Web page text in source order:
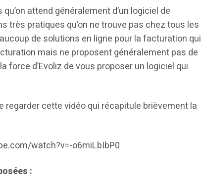
attend généralement d’un logiciel de
pratiques qu’on ne trouve pas chez tous les
de solutions en ligne pour la facturation qui
mais ne proposent généralement pas de
force d’Evoliz de vous proposer un logiciel qui
cette vidéo qui récapitule brièvement la
watch?v=-o6miLbIbP0
: